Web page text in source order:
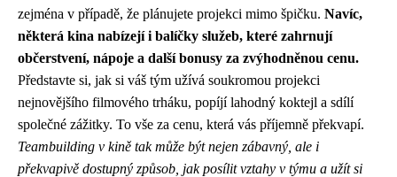
zejména v případě, že plánujete projekci mimo špičku. Navíc,
některá kina nabízejí i balíčky služeb, které zahrnují
občerstvení, nápoje a další bonusy za zvýhodněnou cenu.
Představte si, jak si váš tým užívá soukromou projekci
nejnovějšího filmového trháku, popíjí lahodný koktejl a sdílí
společné zážitky. To vše za cenu, která vás příjemně překvapí.
Teambuilding v kině tak může být nejen zábavný, ale i
překvapivě dostupný způsob, jak posílit vztahy v týmu a užít si